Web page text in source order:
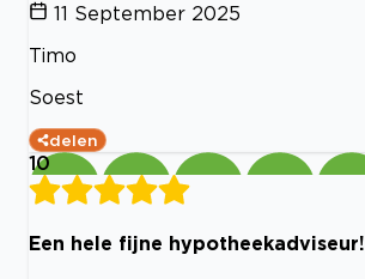
11 September 2025
Timo
Soest
delen
10
Een hele fijne hypotheekadviseur!